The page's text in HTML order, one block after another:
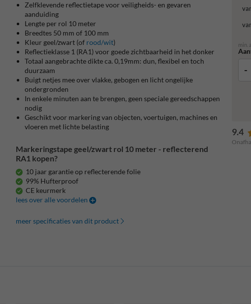
min.
-
9.4
Zelfklevende reflectietape voor veiligheids- en gevaren
aanduiding
Lengte per rol 10 meter
Breedtes 50 mm of 100 mm
Kleur geel/zwart (of rood/wit)
Reflectieklasse 1 (RA1) voor goede zichtbaarheid in het donker
Totaal aangebrachte dikte ca. 0,19mm: dun, flexibel en toch
duurzaam
Buigt netjes mee over vlakke, gebogen en licht ongelijke
ondergronden
In enkele minuten aan te brengen, geen speciale gereedschappen
nodig
Geschikt voor markering van objecten, voertuigen, machines en
vloeren met lichte belasting
Markeringstape geel/zwart rol 10 meter - reflecterend
RA1 kopen?
10 jaar garantie op reflecterende folie
99% Hufterproof
CE keurmerk
lees over alle voordelen
meer specificaties van dit product